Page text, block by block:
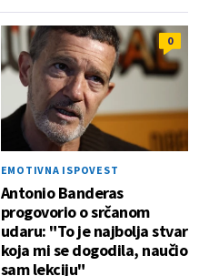
0
EMOTIVNA ISPOVEST
Antonio Banderas
progovorio o srčanom
udaru: "To je najbolja stvar
koja mi se dogodila, naučio
sam lekciju"